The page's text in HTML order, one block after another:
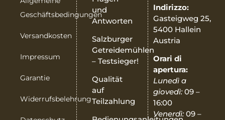
Geschäftsbedingungen
Versandkosten
Impressum
Garantie
Widerrufsbelehrung
und
Antworten
Salzburger
Getreidemühlen
– Testsieger!
Qualität
auf
Teilzahlung
Indirizzo:
Gasteigweg 25,
5400 Hallein
Austria
Orari di
apertura:
Lunedì a
giovedì:09 –
16:00
Venerdì:09 –